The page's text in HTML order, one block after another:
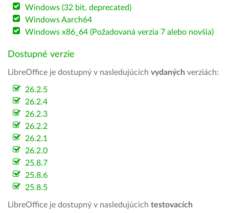
Windows (32 bit, deprecated)
Windows Aarch64
Windows x86_64 (Požadovaná verzia 7 alebo novšia)
Dostupné verzie
LibreOffice je dostupný v nasledujúcich vydaných verziách:
26.2.5
26.2.4
26.2.3
26.2.2
26.2.1
26.2.0
25.8.7
25.8.6
25.8.5
LibreOffice je dostupný v nasledujúcich testovacích